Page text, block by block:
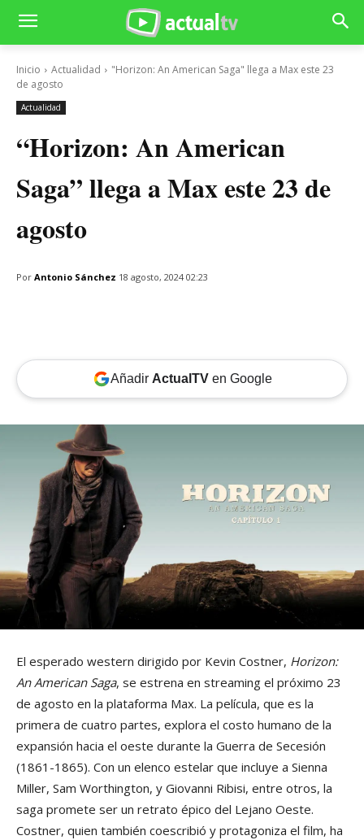
Inicio Actualidad
"Horizon: An American Saga" llega a Max este 23
de agosto
Actualidad
“Horizon: An American
Saga” llega a Max este 23 de
agosto
Por Antonio Sánchez 18 agosto, 2024 02:23
Añadir ActualTVen Google
El esperado western dirigido por Kevin Costner, Horizon:
An American Saga, se estrena en streaming el próximo 23
de agosto en la plataforma Max. La película, que es la
primera de cuatro partes, explora el costo humano de la
expansión hacia el oeste durante la Guerra de Secesión
(1861-1865). Con un elenco estelar que incluye a Sienna
Miller, Sam Worthington, y Giovanni Ribisi, entre otros, la
saga promete ser un retrato épico del Lejano Oeste.
Costner, quien también coescribió y protagoniza el film, ha